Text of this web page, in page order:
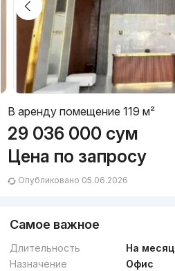
В аренду помещение 119 м²
29 036 000 сум
Цена по запросу
Опубликовано 05.06.2026
Самое важное
Длительность
На месяц
Назначение
Офис